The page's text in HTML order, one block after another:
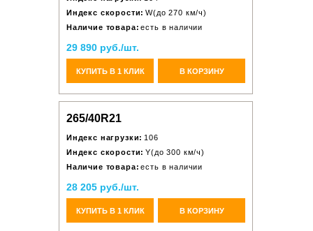
Индекс скорости: W(до 270 км/ч)
Наличие товара: есть в наличии
29 890 руб./шт.
КУПИТЬ В 1 КЛИК В КОРЗИНУ
265/40R21
Индекс нагрузки: 106
Индекс скорости: Y(до 300 км/ч)
Наличие товара: есть в наличии
28 205 руб./шт.
КУПИТЬ В 1 КЛИК В КОРЗИНУ